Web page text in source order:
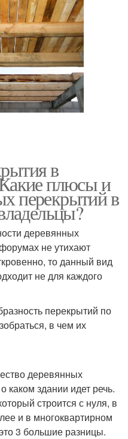
в
плюсы и
перекрытий в
деревянных
не утихают
то данный вид
не для каждого
перекрытий по
в чем их
деревянных
каком здании идет речь.
строится с нуля, в
и в многоквартирном
3 большие разницы.